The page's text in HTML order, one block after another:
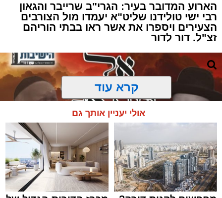
הארוע המדובר בעיר: הגרי"ב שרייבר והגאון
רבי ישי טולידנו שליט"א יעמדו מול הצורבים
הצעירים ויספרו את אשר ראו בבתי הוריהם
זצ"ל. דור לדור
קרא עוד
אולי יעניין אותך גם